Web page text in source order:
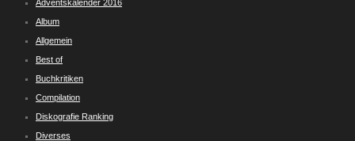
Adventskalender 2016
Album
Allgemein
Best of
Buchkritiken
Compilation
Diskografie Ranking
Diverses